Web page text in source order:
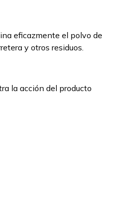
eficazmente el polvo de
y otros residuos.
la acción del producto